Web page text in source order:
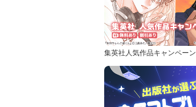
集英社人気作品キャンペーン